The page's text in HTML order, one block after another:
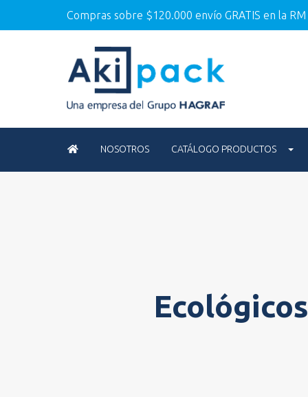
Compras sobre $120.000 envío GRATIS en la RM
NOSOTROS CATÁLOGO PRODUCTOS
Ecológicos